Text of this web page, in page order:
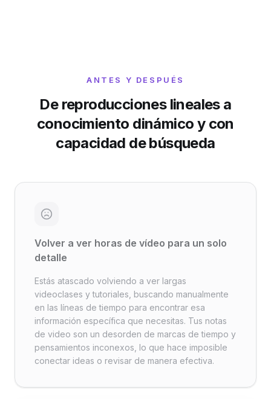
ANTES Y DESPUÉS
De reproducciones lineales a
conocimiento dinámico y con
capacidad de búsqueda
Volver a ver horas de vídeo para un solo
detalle
Estás atascado volviendo a ver largas
videoclases y tutoriales, buscando manualmente
en las líneas de tiempo para encontrar esa
información específica que necesitas. Tus notas
de video son un desorden de marcas de tiempo y
pensamientos inconexos, lo que hace imposible
conectar ideas o revisar de manera efectiva.